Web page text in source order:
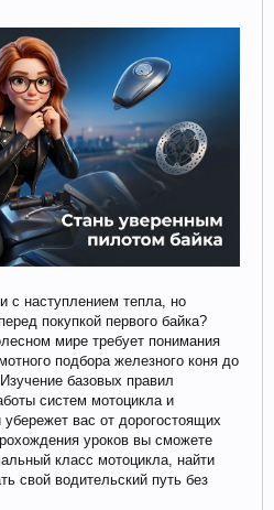
с наступлением тепла, но
покупкой первого байка?
мире требует понимания
подбора железного коня до
базовых правил
систем мотоцикла и
вас от дорогостоящих
уроков вы сможете
класс мотоцикла, найти
свой водительский путь без